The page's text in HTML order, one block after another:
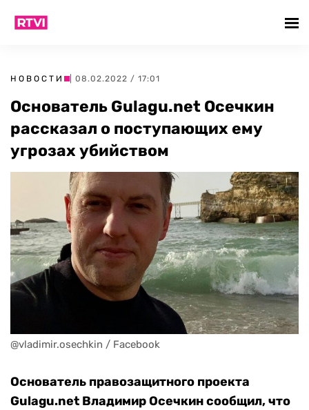
НОВОСТИ | 08.02.2022 / 17:01
Основатель Gulagu.net Осечкин
рассказал о поступающих ему
угрозах убийством
@vladimir.osechkin / Facebook
Основатель правозащитного проекта
Gulagu.net Владимир Осечкин сообщил, что